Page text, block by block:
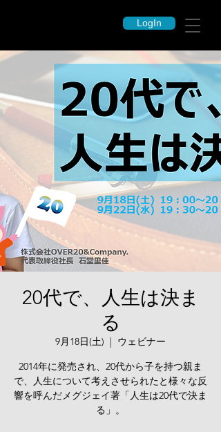
LogIn
20代で、人生は決ま
る
9月18日(土)
  |
ウェビナー
2014年に発売され、20代から子を持つ親ま
で、人生について考えさせられたと様々な反
響を呼んだメグジェイ著「人生は20代で決ま
る」。